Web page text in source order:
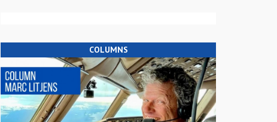
COLUMNS